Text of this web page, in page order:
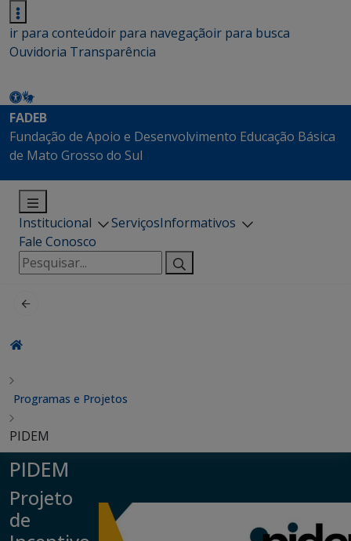
ir para conteúdoir para navegaçãoir para busca
Ouvidoria Transparência
FADEB
Fundação de Apoio e Desenvolvimento Educação Básica
de Mato Grosso do Sul
Institucional ServiçosInformativos
Fale Conosco
Pesquisar
por:
Programas e Projetos
PIDEM
PIDEM
Projeto
de